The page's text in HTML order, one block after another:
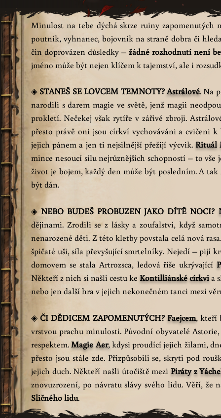
Minulost na tebe dýchá skrze ruiny zapomenutých
poutník, vyhnanec, bojovník na straně dobra či
čin doprovázen důsledky – žádné rozhodnutí není
jméno může být nejen klíčem k tajemství, ale i
◈ STANEŠ SE LOVCEM TEMNOTY?Astrálové. Na
narodili s darem magie ve světě, jenž magii
prokletí. Nečekej však rytíře v zářivé zbroji.
přesto právě oni jsou církví vychováváni a cvičeni
jejich pánem a jen ti nejsilnější přežijí výcvik. Rituál
mince nesoucí sílu nejrůznějších schopností – to
život je bojem, každý den může být posledním. A
být dán.
◈ NEBO BUDEŠ PROBUZEN JAKO DÍTĚ NOCI?
dějinami. Zrodili se z lásky a zoufalství, když
nenarozené děti. Z této kletby povstala celá nová
špičaté uši, síla převyšující smrtelníky. Nejedí – pijí
domovem se stala Artrozsca, ledová říše ukrývající
Někteří z nich si našli cestu ke Kontilliánské církvia
nebo jen další hra v jejich nekonečném tanci mezi
◈ ČI DĚDICEM ZAPOMENUTÝCH? Faejcem, kteří
vrstvou prachu minulosti. Původní obyvatelé
respektem.Magie Aer,kdysi proudící jejich žilami,
přesto jsou stále zde. Přizpůsobili se, skryti pod
jejich duch. Někteří našli útočiště mezi Piráty z
znovuzrození, po návratu slávy svého lidu. Věří, že
Sličného lidu.